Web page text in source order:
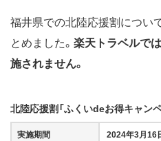
福井県での北陸応援割につい
とめました。 楽天トラベルで
施されません。
北陸応援割「ふくいdeお得キャン
実施期間
2024年3月16